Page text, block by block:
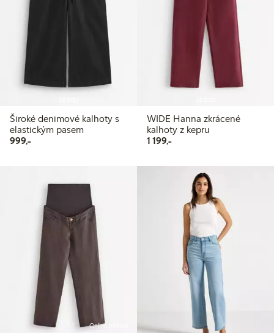
Široké denimové kalhoty s
elastickým pasem
999,-999,00 Kč
WIDE Hanna zkrácené
kalhoty z kepru
1 199,-1 199,00 Kč
Online edition